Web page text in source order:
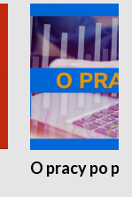
O pracy po